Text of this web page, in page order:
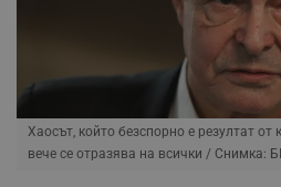
Хаосът, който безспорно е резултат
вече се отразява на всички / Снимка: